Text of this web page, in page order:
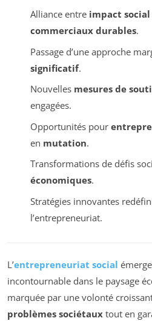
Alliance entre impact social
commerciaux durables.
Passage d’une approche
significatif.
Nouvelles mesures de
engagées.
Opportunités pour
en mutation.
Transformations de défis
économiques.
Stratégies innovantes
l’entrepreneuriat.
L’entrepreneuriat social
incontournable dans le paysage
marquée par une volonté
problèmes sociétaux tout en